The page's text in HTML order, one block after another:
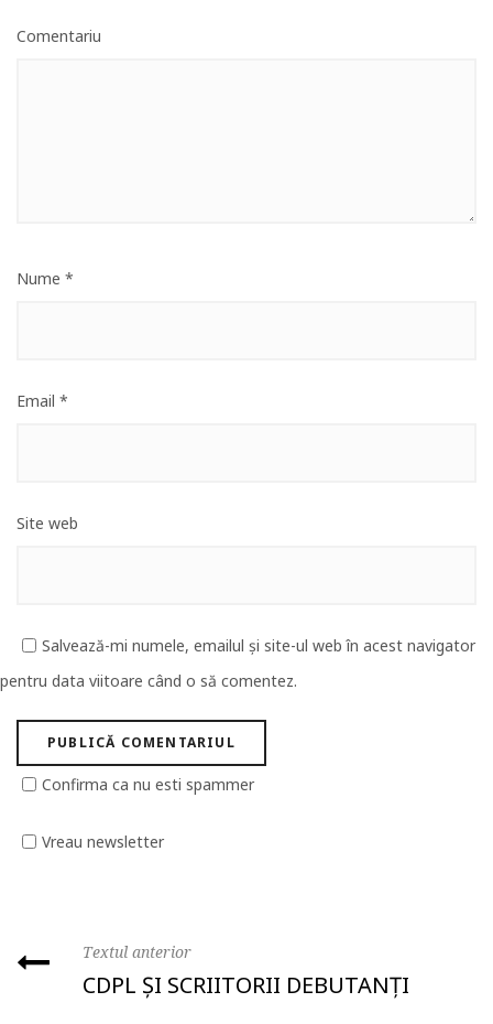
Comentariu
Nume *
Email *
Site web
Salvează-mi numele, emailul și site-ul web în acest navigator
pentru data viitoare când o să comentez.
Confirma ca nu esti spammer
Vreau newsletter
Textul anterior
CDPL ȘI SCRIITORII DEBUTANȚI